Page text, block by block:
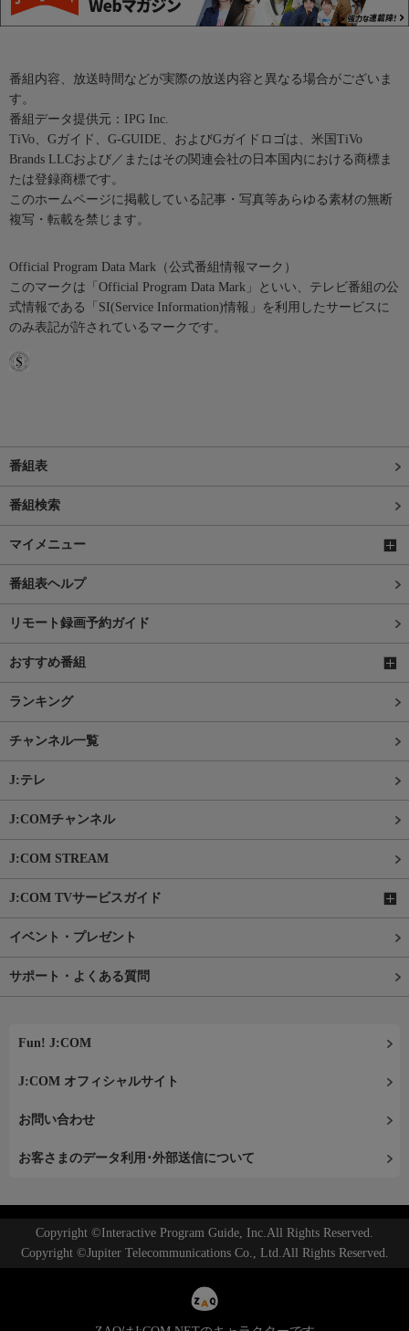
番組内容、放送時間などが実際の放送内容と異なる場合がございま
す。
番組データ提供元：IPG Inc.
TiVo、Gガイド、G-GUIDE、およびGガイドロゴは、米国TiVo
Brands LLCおよび／またはその関連会社の日本国内における商標ま
たは登録商標です。
このホームページに掲載している記事・写真等あらゆる素材の無断
複写・転載を禁じます。
Official Program Data Mark（公式番組情報マーク）
このマークは「Official Program Data Mark」といい、テレビ番組の公
式情報である「SI(Service Information)情報」を利用したサービスに
のみ表記が許されているマークです。
番組表
番組検索
マイメニュー
番組表ヘルプ
リモート録画予約ガイド
おすすめ番組
ランキング
チャンネル一覧
J:テレ
J:COMチャンネル
J:COM STREAM
J:COM TVサービスガイド
イベント・プレゼント
サポート・よくある質問
Fun! J:COM
J:COM オフィシャルサイト
お問い合わせ
お客さまのデータ利用･外部送信について
Copyright ©Interactive Program Guide, Inc.All Rights Reserved.
Copyright ©Jupiter Telecommunications Co., Ltd.All Rights Reserved.